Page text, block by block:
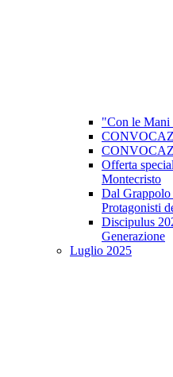
"Con le Mani
Offerta
Montecristo
Dal
Protagonisti
Discipulus
Generazione
Luglio 2025